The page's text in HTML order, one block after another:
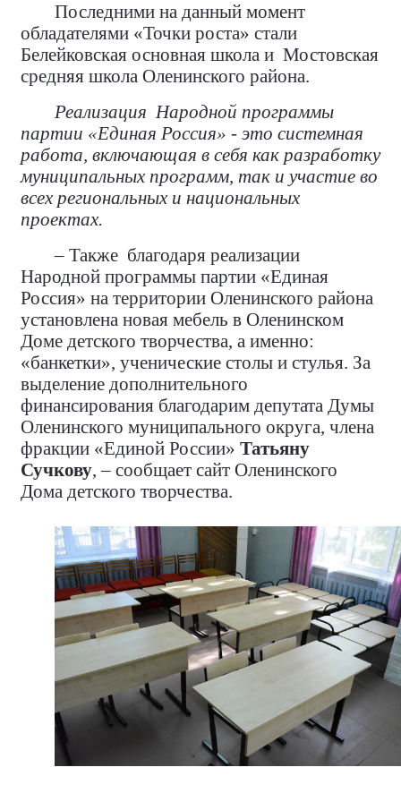
Последними на данный момент
обладателями «Точки роста» стали
Белейковская основная школа и Мостовская
средняя школа Оленинского района.
Реализация Народной программы
партии «Единая Россия» - это системная
работа, включающая в себя как разработку
муниципальных программ, так и участие во
всех региональных и национальных
проектах.
– Также благодаря реализации
Народной программы партии «Единая
Россия» на территории Оленинского района
установлена новая мебель в Оленинском
Доме детского творчества, а именно:
«банкетки», ученические столы и стулья. За
выделение дополнительного
финансирования благодарим депутата Думы
Оленинского муниципального округа, члена
фракции «Единой России» Татьяну
Сучкову, – сообщает сайт Оленинского
Дома детского творчества.